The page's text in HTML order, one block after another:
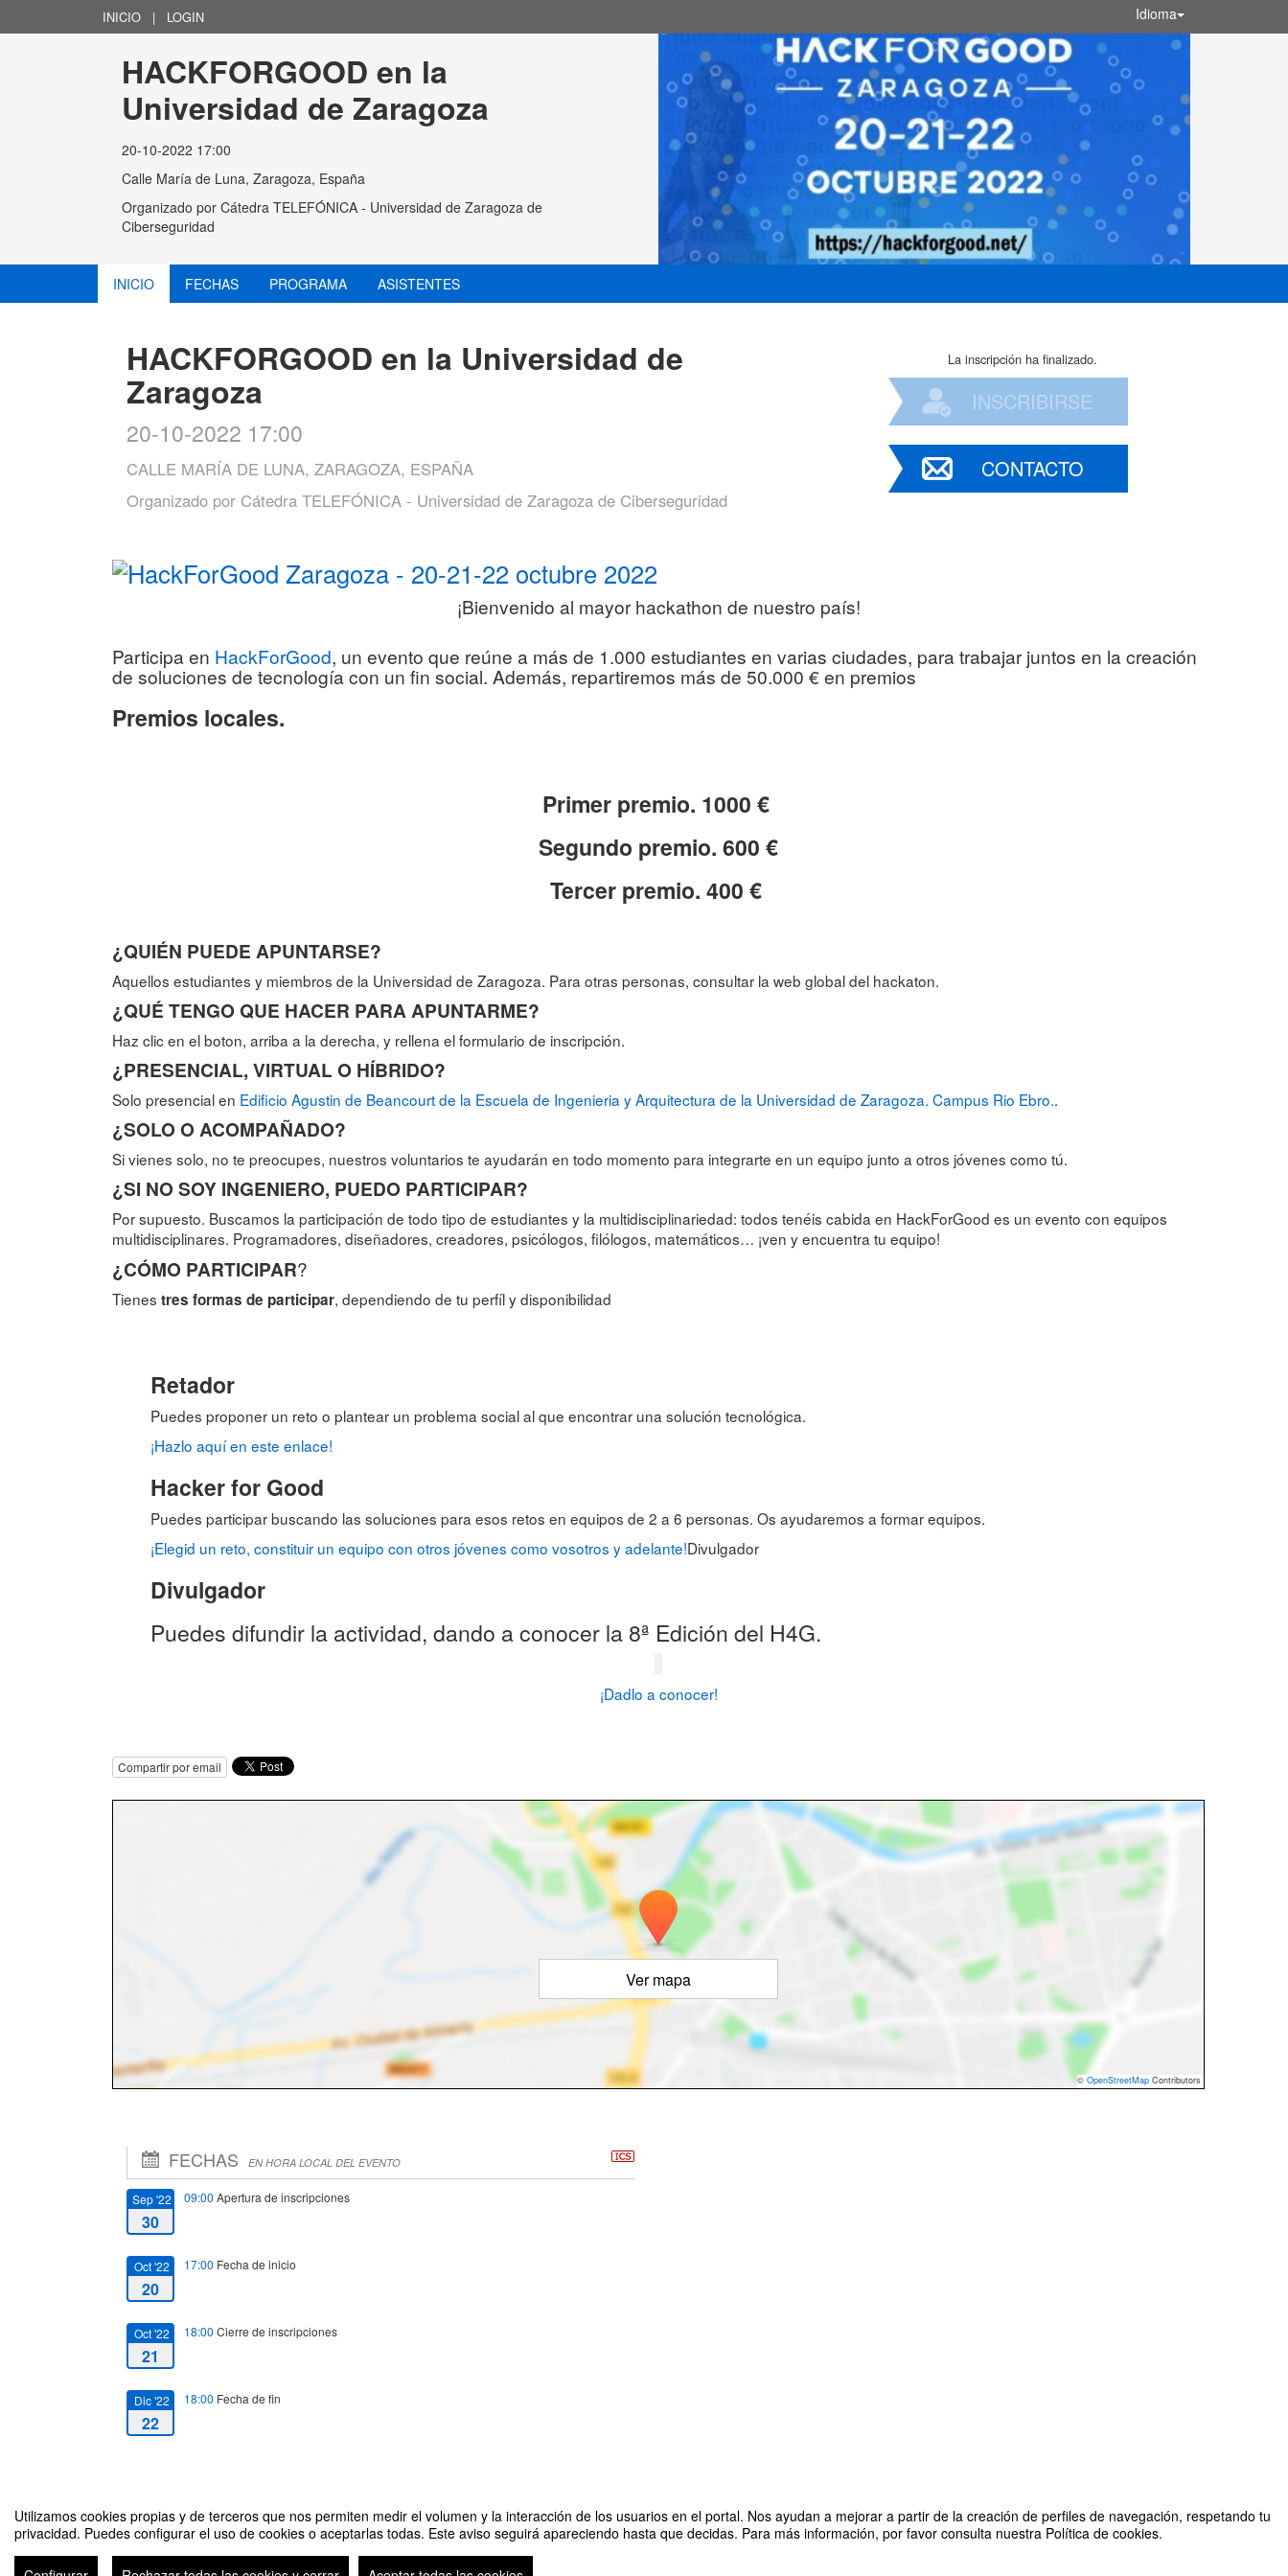
Utilizamos cookies propias y de terceros que nos permiten medir el volumen y la interacción de los usuarios en el portal. Nos ayudan a mejorar a partir de la creación de perfiles de navegación, respetando tu
privacidad. Puedes configurar el uso de cookies o aceptarlas todas. Este aviso seguirá apareciendo hasta que decidas. Para más información, por favor consulta nuestra Política de cookies.
INICIO | LOGIN Idioma
HACKFORGOOD en la
Universidad de Zaragoza
20-10-2022 17:00
Calle María de Luna, Zaragoza, España
Organizado por Cátedra TELEFÓNICA - Universidad de Zaragoza de
Ciberseguridad
INICIO FECHAS PROGRAMA ASISTENTES
HACKFORGOOD en la Universidad de
Zaragoza
20-10-2022 17:00
CALLE MARÍA DE LUNA, ZARAGOZA, ESPAÑA
Organizado por Cátedra TELEFÓNICA - Universidad de Zaragoza de Ciberseguridad
La inscripción ha finalizado.
INSCRIBIRSE
CONTACTO
¡Bienvenido al mayor hackathon de nuestro país!
Participa en HackForGood, un evento que reúne a más de 1.000 estudiantes en varias ciudades, para trabajar juntos en la creación
de soluciones de tecnología con un fin social. Además, repartiremos más de 50.000 € en premios
Premios locales.
Primer premio. 1000 €
Segundo premio. 600 €
Tercer premio. 400 €
¿QUIÉN PUEDE APUNTARSE?
Aquellos estudiantes y miembros de la Universidad de Zaragoza. Para otras personas, consultar la web global del hackaton.
¿QUÉ TENGO QUE HACER PARA APUNTARME?
Haz clic en el boton, arriba a la derecha, y rellena el formulario de inscripción.
¿PRESENCIAL, VIRTUAL O HÍBRIDO?
Solo presencial en Edificio Agustin de Beancourt de la Escuela de Ingenieria y Arquitectura de la Universidad de Zaragoza. Campus Rio Ebro..
¿SOLO O ACOMPAÑADO?
Si vienes solo, no te preocupes, nuestros voluntarios te ayudarán en todo momento para integrarte en un equipo junto a otros jóvenes como tú.
¿SI NO SOY INGENIERO, PUEDO PARTICIPAR?
Por supuesto. Buscamos la participación de todo tipo de estudiantes y la multidisciplinariedad: todos tenéis cabida en HackForGood es un evento con equipos
multidisciplinares. Programadores, diseñadores, creadores, psicólogos, filólogos, matemáticos… ¡ven y encuentra tu equipo!
¿CÓMO PARTICIPAR?
Tienes tres formas de participar, dependiendo de tu perfíl y disponibilidad
Retador
Puedes proponer un reto o plantear un problema social al que encontrar una solución tecnológica.
¡Hazlo aquí en este enlace!
Hacker for Good
Puedes participar buscando las soluciones para esos retos en equipos de 2 a 6 personas. Os ayudaremos a formar equipos.
¡Elegid un reto, constituir un equipo con otros jóvenes como vosotros y adelante!Divulgador
Divulgador
Puedes difundir la actividad, dando a conocer la 8ª Edición del H4G.
¡Dadlo a conocer!
Compartir por email
Ver mapa
© OpenStreetMap Contributors
FECHAS EN HORA LOCAL DEL EVENTO
Sep '22
30
09:00 Apertura de inscripciones
Oct '22
20
17:00 Fecha de inicio
Oct '22
21
18:00 Cierre de inscripciones
Dic '22
22
18:00 Fecha de fin
HACKFORGOOD en la Universidad de Zaragoza Organizado por Cátedra TELEFÓNICA - Universidad de Zaragoza de Ciberseguridad